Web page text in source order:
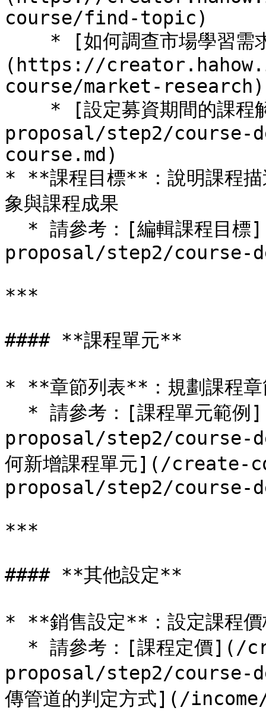
course/find-topic)
(https://
course/market-research)
proposal/step2/
course.md)
* **課程目標**：說明課程描
象與課程成果
proposal/step2/
***
#### **課程單元**
* **章節列表**：規劃課程章
proposal/step2/
何新增課程單元](/create-
proposal/step2/
***
#### **其他設定**
* **銷售設定**：設定課程價
proposal/step2/course-
傳管道的判定方式](/